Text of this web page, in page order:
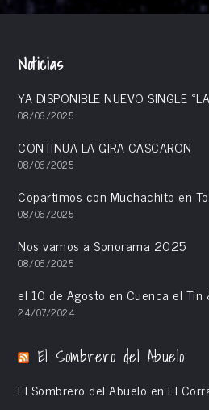
Noticias
YA DISPONIBLE NUEVO SINGLE
08/06/2025
CONTINUA LA GIRA CASCARON
08/06/2025
Copartimos con Muchachito en
08/06/2025
Nos vamos a Sonorama 2025
08/06/2025
el 10 de Agosto en Cuenca el Tin
24/07/2024
El Sombrero del Abuelo
El Sombrero del Abuelo en El